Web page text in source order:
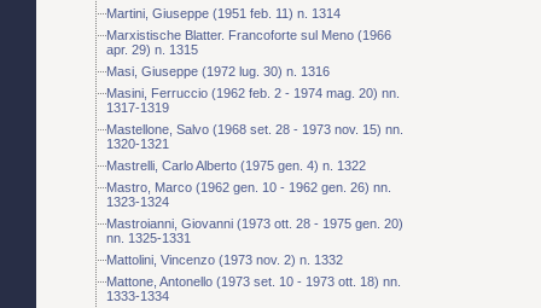
Martini, Giuseppe (1951 feb. 11) n. 1314
Marxistische Blatter. Francoforte sul Meno (1966
apr. 29) n. 1315
Masi, Giuseppe (1972 lug. 30) n. 1316
Masini, Ferruccio (1962 feb. 2 - 1974 mag. 20) nn.
1317-1319
Mastellone, Salvo (1968 set. 28 - 1973 nov. 15) nn.
1320-1321
Mastrelli, Carlo Alberto (1975 gen. 4) n. 1322
Mastro, Marco (1962 gen. 10 - 1962 gen. 26) nn.
1323-1324
Mastroianni, Giovanni (1973 ott. 28 - 1975 gen. 20)
nn. 1325-1331
Mattolini, Vincenzo (1973 nov. 2) n. 1332
Mattone, Antonello (1973 set. 10 - 1973 ott. 18) nn.
1333-1334